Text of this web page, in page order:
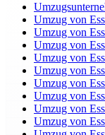
Umzug von
Umzug von
Umzug von
Umzug von
Umzug von
Umzug von
Umzug von
Umzug von
Umzug von